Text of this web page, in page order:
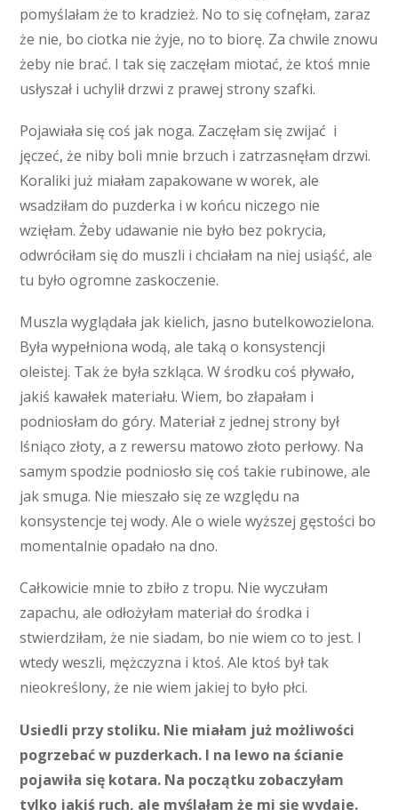
pomyślałam że to kradzież. No to się cofnęłam, zaraz
że nie, bo ciotka nie żyje, no to biorę. Za chwile znowu
żeby nie brać. I tak się zaczęłam miotać, że ktoś mnie
usłyszał i uchylił drzwi z prawej strony szafki.
Pojawiała się coś jak noga. Zaczęłam się zwijać i
jęczeć, że niby boli mnie brzuch i zatrzasnęłam drzwi.
Koraliki już miałam zapakowane w worek, ale
wsadziłam do puzderka i w końcu niczego nie
wzięłam. Żeby udawanie nie było bez pokrycia,
odwróciłam się do muszli i chciałam na niej usiąść, ale
tu było ogromne zaskoczenie.
Muszla wyglądała jak kielich, jasno butelkowozielona.
Była wypełniona wodą, ale taką o konsystencji
oleistej. Tak że była szkląca. W środku coś pływało,
jakiś kawałek materiału. Wiem, bo złapałam i
podniosłam do góry. Materiał z jednej strony był
lśniąco złoty, a z rewersu matowo złoto perłowy. Na
samym spodzie podniosło się coś takie rubinowe, ale
jak smuga. Nie mieszało się ze względu na
konsystencje tej wody. Ale o wiele wyższej gęstości bo
momentalnie opadało na dno.
Całkowicie mnie to zbiło z tropu. Nie wyczułam
zapachu, ale odłożyłam materiał do środka i
stwierdziłam, że nie siadam, bo nie wiem co to jest. I
wtedy weszli, mężczyzna i ktoś. Ale ktoś był tak
nieokreślony, że nie wiem jakiej to było płci.
Usiedli przy stoliku. Nie miałam już możliwości
pogrzebać w puzderkach. I na lewo na ścianie
pojawiła się kotara. Na początku zobaczyłam
tylko jakiś ruch, ale myślałam że mi się wydaje.